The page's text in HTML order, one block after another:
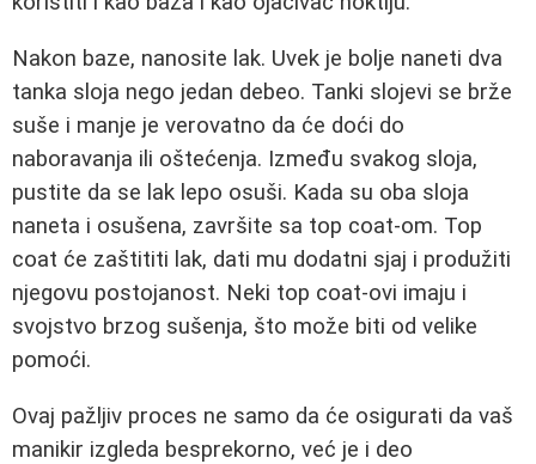
Nakon baze, nanosite lak. Uvek je bolje naneti dva
tanka sloja nego jedan debeo. Tanki slojevi se brže
suše i manje je verovatno da će doći do
naboravanja ili oštećenja. Između svakog sloja,
pustite da se lak lepo osuši. Kada su oba sloja
naneta i osušena, završite sa top coat-om. Top
coat će zaštititi lak, dati mu dodatni sjaj i produžiti
njegovu postojanost. Neki top coat-ovi imaju i
svojstvo brzog sušenja, što može biti od velike
pomoći.
Ovaj pažljiv proces ne samo da će osigurati da vaš
manikir izgleda besprekorno, već je i deo